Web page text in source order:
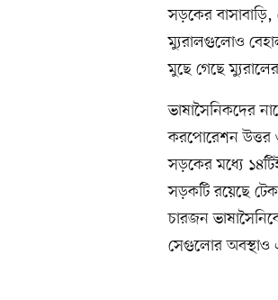
সড়কের
ম্যুরালগুলোও
মুছে গেছে
ভাষাসৈনিকদের
করপোরেশন উত্তর
সড়কের মধ্যে
সড়কটি রয়েছে
চারজন
সেগুলোর অবস্থাও